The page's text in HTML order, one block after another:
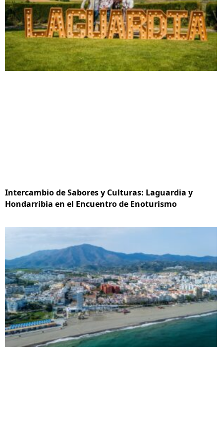
Intercambio de Sabores y Culturas: Laguardia y
Hondarribia en el Encuentro de Enoturismo